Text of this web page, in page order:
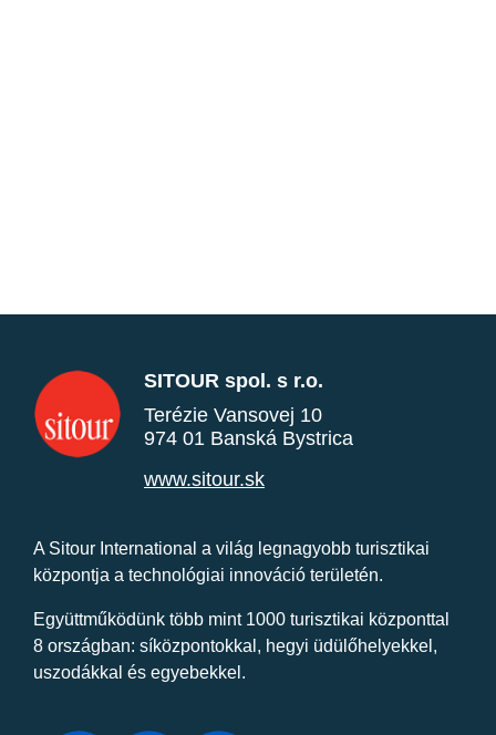
SITOUR spol. s r.o.
Terézie Vansovej 10
974 01 Banská Bystrica
www.sitour.sk
A Sitour International a világ legnagyobb turisztikai
központja a technológiai innováció területén.
Együttműködünk több mint 1000 turisztikai központtal
8 országban: síközpontokkal, hegyi üdülőhelyekkel,
uszodákkal és egyebekkel.